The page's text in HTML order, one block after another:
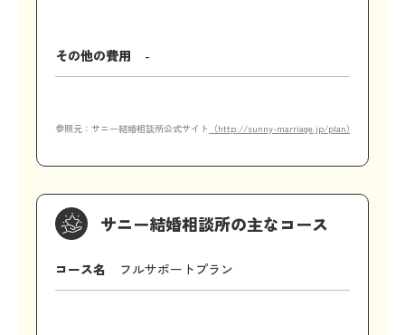
その他の費用 -
参照元：サニー結婚相談所公式サイト （http://sunny-marriage.jp/plan）
サニー結婚相談所の主なコース
コース名 フルサポートプラン